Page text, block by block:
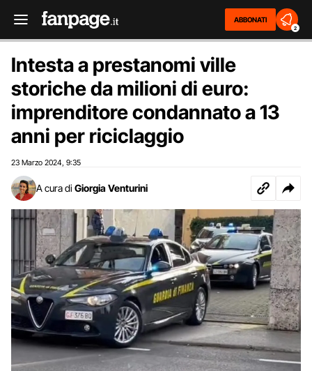
ABBONATI
2
Intesta a prestanomi ville
storiche da milioni di euro:
imprenditore condannato a 13
anni per riciclaggio
23 Marzo 2024 9:35
A cura di Giorgia Venturini